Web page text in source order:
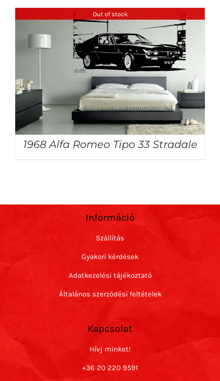
Out of stock
1968 Alfa Romeo Tipo 33 Stradale
Információ
Szállítás
Gyakori kérdések
Adatkezelési tájékoztató
Általános szerződési feltételek
Kapcsolat
Hívj minket!
+36 20 220 9591